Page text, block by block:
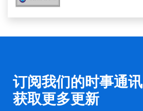
订阅我们的时事通讯
获取更多更新